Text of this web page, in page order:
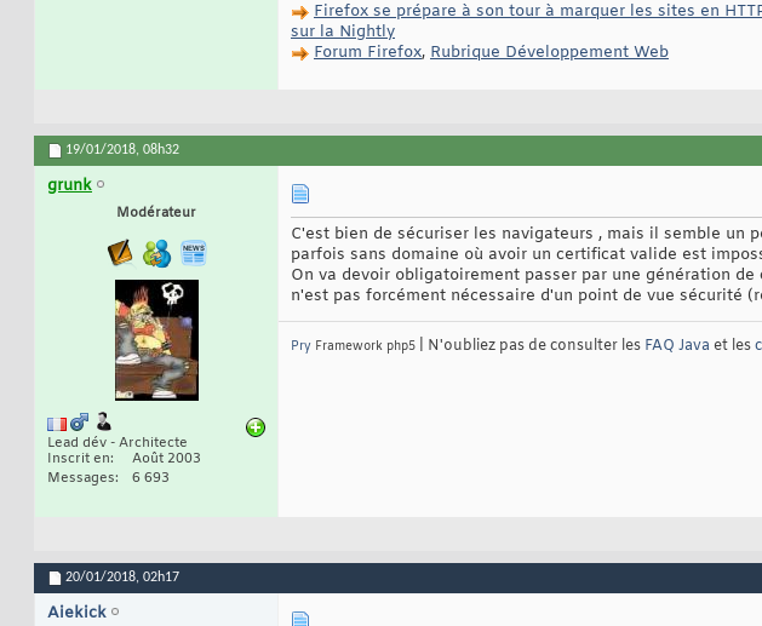
Firefox se prépare à son tour à marquer les sites en
sur la Nightly
Forum Firefox, Rubrique Développement Web
19/01/2018, 08h32
grunk
Modérateur
Lead dév - Architecte
Inscrit en
Août 2003
Messages
6 693
C'est bien de sécuriser les navigateurs , mais il semble un
parfois sans domaine où avoir un certificat valide est
On va devoir obligatoirement passer par une génération
n'est pas forcément nécessaire d'un point de vue sécurité
Pry Framework php5 | N'oubliez pas de consulter les FAQ Java et les
20/01/2018, 02h17
Aiekick